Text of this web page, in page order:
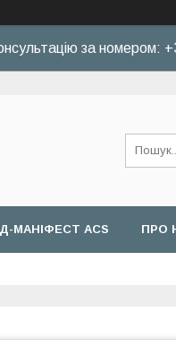
за номером:
МАНІФЕСТ ACS ПРО